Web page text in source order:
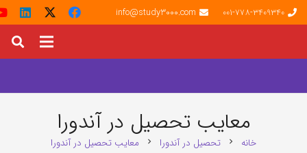
001-778-3409340
info@study3000.com
معایب تحصیل در آندورا
خانه chevron_right تحصیل در آندورا chevron_right معایب تحصیل در آندورا